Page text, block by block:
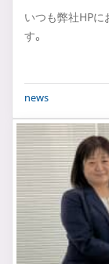
いつも弊社HP
す
news